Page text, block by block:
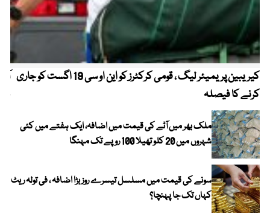
کیریبین پریمیئر لیگ ، قومی کرکٹرز کو این او سی 19 اگست کو جاری
کرنے کا فیصلہ
ملک بھر میں آٹے کی قیمت میں اضافہ، ایک ہفتے میں کئی
شہروں میں 20 کلو تھیلا 100 روپے تک مہنگا
سونے کی قیمت میں مسلسل تیسرے روز بڑا اضافہ ، فی تولہ ریٹ
کہاں تک جا پہنچا؟